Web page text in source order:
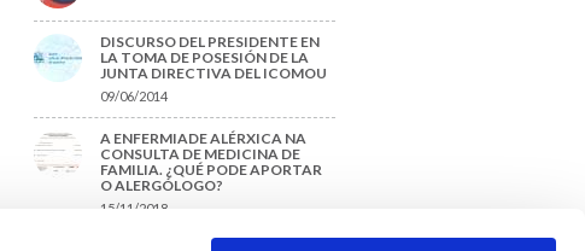
DISCURSO DEL PRESIDENTE EN
LA TOMA DE POSESIÓN DE LA
JUNTA DIRECTIVA DEL ICOMOU
09/06/2014
A ENFERMIADE ALÉRXICA NA
CONSULTA DE MEDICINA DE
FAMILIA. ¿QUÉ PODE APORTAR
O ALERGÓLOGO?
15/11/2018